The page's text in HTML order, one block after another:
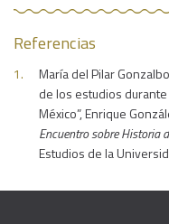
Referencias
María del Pilar
de los estudios
México”, Enrique
Encuentro sobre Historia
Estudios de la